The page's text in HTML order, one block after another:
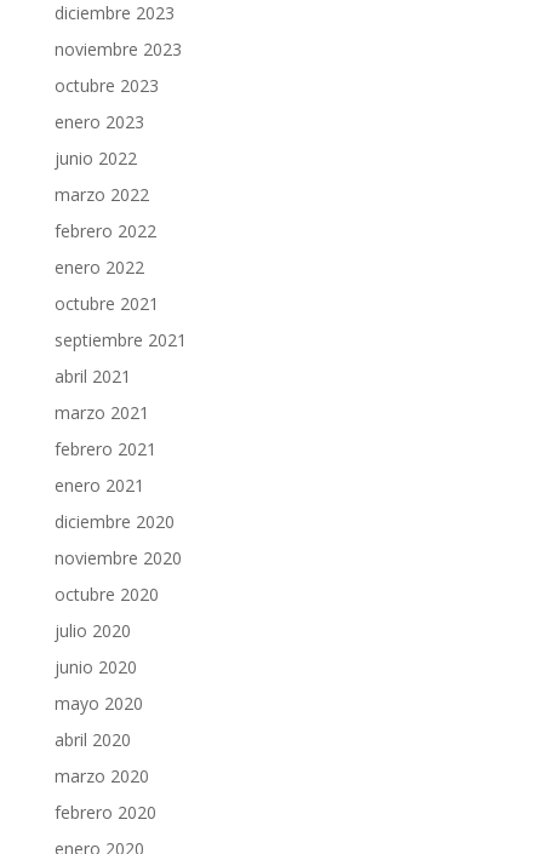
diciembre 2023
noviembre 2023
octubre 2023
enero 2023
junio 2022
marzo 2022
febrero 2022
enero 2022
octubre 2021
septiembre 2021
abril 2021
marzo 2021
febrero 2021
enero 2021
diciembre 2020
noviembre 2020
octubre 2020
julio 2020
junio 2020
mayo 2020
abril 2020
marzo 2020
febrero 2020
enero 2020